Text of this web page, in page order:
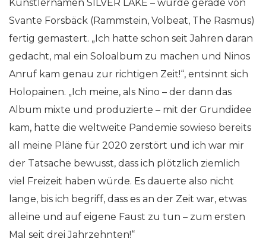
Künstlernamen SILVER LAKE – wurde gerade von
Svante Forsbäck (Rammstein, Volbeat, The Rasmus)
fertig gemastert. „Ich hatte schon seit Jahren daran
gedacht, mal ein Soloalbum zu machen und Ninos
Anruf kam genau zur richtigen Zeit!“, entsinnt sich
Holopainen. „Ich meine, als Nino – der dann das
Album mixte und produzierte – mit der Grundidee
kam, hatte die weltweite Pandemie sowieso bereits
all meine Pläne für 2020 zerstört und ich war mir
der Tatsache bewusst, dass ich plötzlich ziemlich
viel Freizeit haben würde. Es dauerte also nicht
lange, bis ich begriff, dass es an der Zeit war, etwas
alleine und auf eigene Faust zu tun – zum ersten
Mal seit drei Jahrzehnten!“